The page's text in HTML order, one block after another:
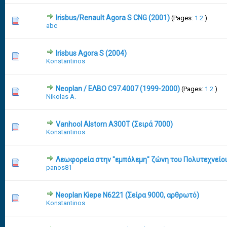
Irisbus/Renault Agora S CNG (2001) (Pages: 1 2 )
abc
11 Vote(s) - 3.09 out of 5 in Average
12345
Irisbus Agora S (2004)
Konstantinos
0 Vote(s) - 0 out of 5 in Average
12345
Neoplan / ΕΛΒΟ C97.4007 (1999-2000) (Pages: 1 2 )
Nikolas A.
1 Vote(s) - 2 out of 5 in Average
12345
Vanhool Alstom A300T (Σειρά 7000)
Konstantinos
11 Vote(s) - 2.36 out of 5 in Average
12345
Λεωφορεία στην "εμπόλεμη" ζώνη του
panos81
0 Vote(s) - 0 out of 5 in Average
12 45
Neoplan Kiepe N6221 (Σείρα 9000, αρθρωτό)
Konstantinos
9 Vote(s) - 3.22 out of 5 in Average
12345